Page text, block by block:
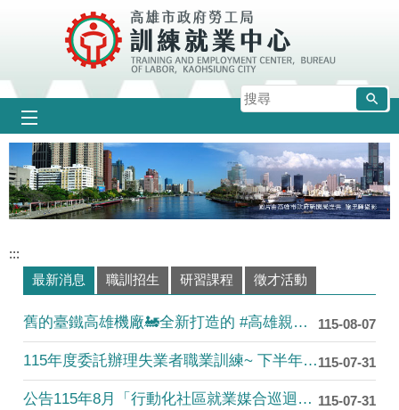
跳到主要內容區塊
搜
尋
:::
最新消息
職訓招生 研習課程 徵才活動
115-08-07
舊的臺鐵高雄機廠🚂全新打造的 #高雄親子遊樂園區 將在8....
115-07-31
115年度委託辦理失業者職業訓練~ 下半年度招生中!!!!
115-07-31
公告115年8月「行動化社區就業媒合巡迴活動行程表」